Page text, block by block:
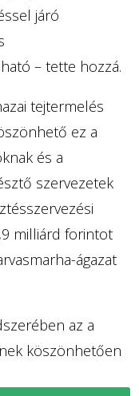
járó
– tette hozzá.
tejtermelés
ez a
és a
szervezetek
milliárd forintot
ágazat
az a
köszönhetően